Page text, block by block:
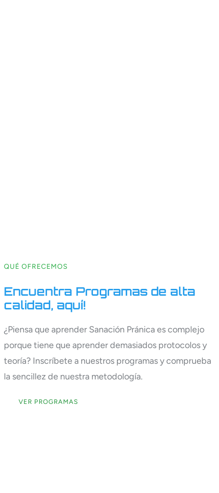
QUÉ OFRECEMOS
Encuentra Programas de alta
calidad, aquí!
¿Piensa que aprender Sanación Pránica es complejo
porque tiene que aprender demasiados protocolos y
teoría? Inscríbete a nuestros programas y comprueba
la sencillez de nuestra metodología.
VER PROGRAMAS